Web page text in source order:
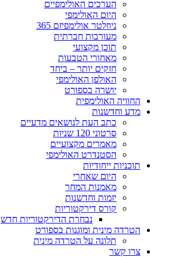
הערכים האולימפיים
היום האולימפי
ניוזלטר אולימפיזם 365
מעורבות חברתית
תוכן מקצועי
מאחורי הטבעות
חזקים יותר – ביחד
האולפן האולימפי
יושרה בספורט
החוויה האולימפית
מדע וחדשנות
כתב העת לנושאים מדעיים
סרטוני 120 שניות
מאמרים מקצועיים
הסטנדרט האולימפי
תוכניות ייחודיות
היום שאחרי
מאמנות המחר
יזמות וחדשנות
קורס דירקטוריות
נבחרת הדירקטוריות חדש
הטרדה מינית ומוגנות בספורט
תלונה על הטרדה מינית
צרו קשר